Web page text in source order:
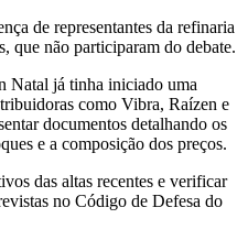
de representantes da refinaria
que não participaram do debate.
Natal já tinha iniciado uma
como Vibra, Raízen e
documentos detalhando os
e a composição dos preços.
das altas recentes e verificar
no Código de Defesa do